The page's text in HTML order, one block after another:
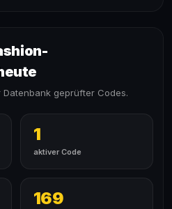
geprüfter Codes.
1
aktiver Code
169